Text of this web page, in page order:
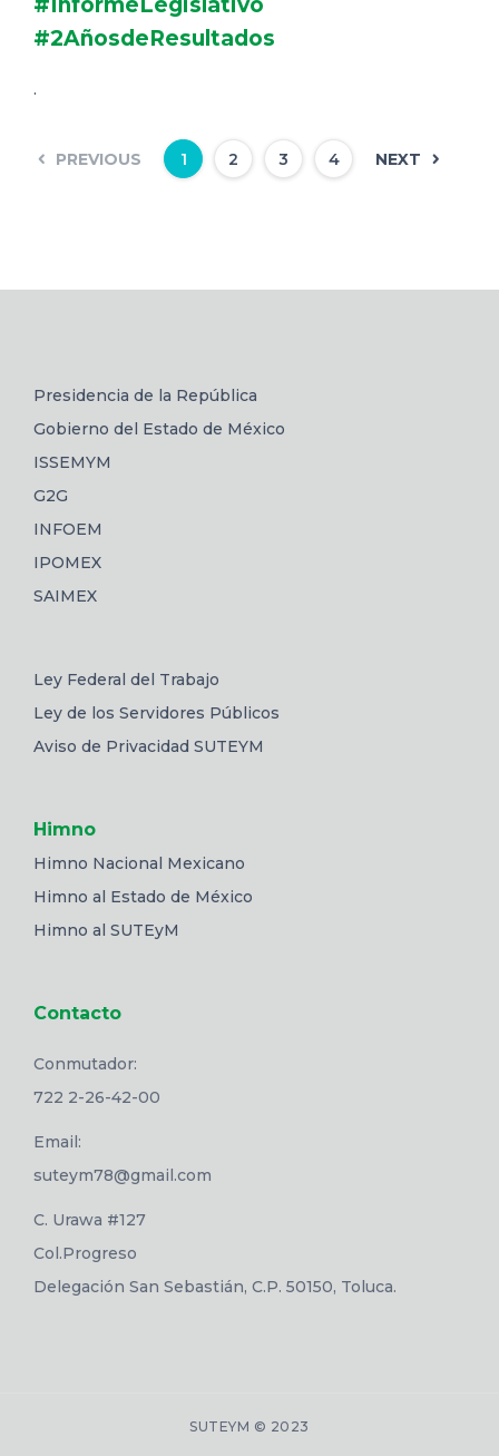
#2AñosdeResultados
.
PREVIOUS 1 2 3 4 NEXT
Presidencia de la República
Gobierno del Estado de México
ISSEMYM
G2G
INFOEM
IPOMEX
SAIMEX
Ley Federal del Trabajo
Ley de los Servidores Públicos
Aviso de Privacidad SUTEYM
Himno
Himno Nacional Mexicano
Himno al Estado de México
Himno al SUTEyM
Contacto
Conmutador:
722 2-26-42-00
Email:
suteym78@gmail.com
C. Urawa #127
Col.Progreso
Delegación San Sebastián, C.P. 50150, Toluca.
SUTEYM © 2023